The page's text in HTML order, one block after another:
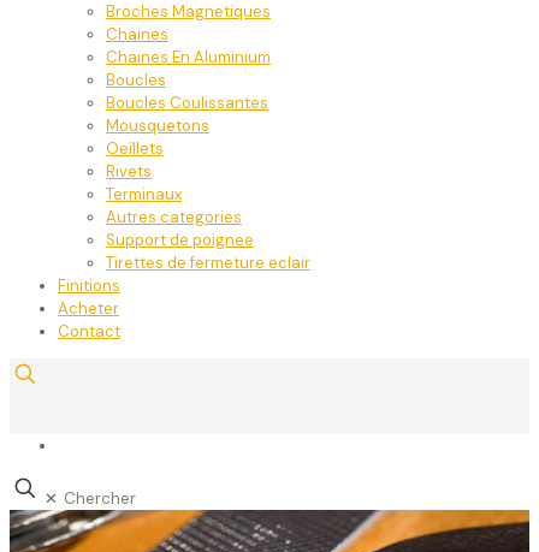
Broches Magnetiques
Chaines
Chaines En Aluminium
Boucles
Boucles Coulissantes
Mousquetons
Oeillets
Rivets
Terminaux
Autres categories
Support de poignee
Tirettes de fermeture eclair
Finitions
Acheter
Contact
✕